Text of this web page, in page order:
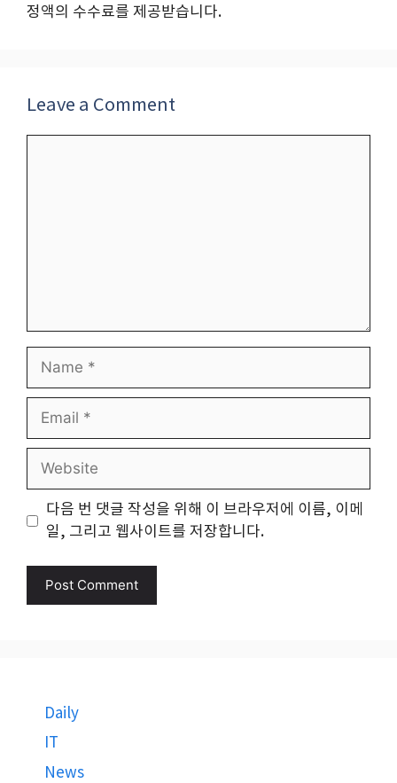
정액의 수수료를 제공받습니다.
Leave a Comment
Name
Email
Website
다음 번 댓글 작성을 위해 이 브라우저에 이름, 이메
일, 그리고 웹사이트를 저장합니다.
Daily
IT
News